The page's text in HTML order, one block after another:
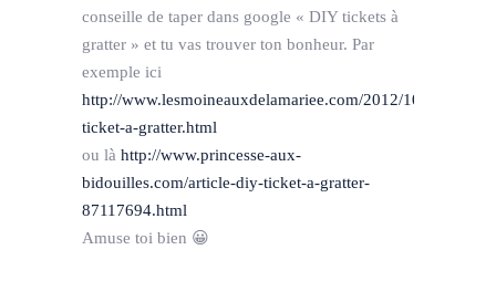
conseille de taper dans google « DIY tickets à
gratter » et tu vas trouver ton bonheur. Par
exemple ici
http://www.lesmoineauxdelamariee.com/2012/10/diy-
ticket-a-gratter.html
ou là http://www.princesse-aux-
bidouilles.com/article-diy-ticket-a-gratter-
87117694.html
Amuse toi bien 😀